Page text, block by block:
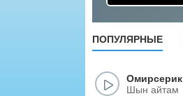
ПОПУЛЯРНЫЕ
Омирсерик
Шын айтам